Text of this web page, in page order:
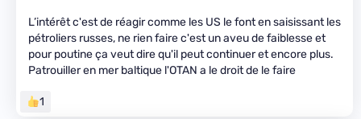
L’intérêt c'est de réagir comme les US le font en saisissant les
pétroliers russes, ne rien faire c'est un aveu de faiblesse et
pour poutine ça veut dire qu'il peut continuer et encore plus.
Patrouiller en mer baltique l'OTAN a le droit de le faire
1